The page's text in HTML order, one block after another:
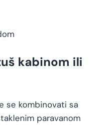
kabinom ili
se kombinovati sa
paravanom